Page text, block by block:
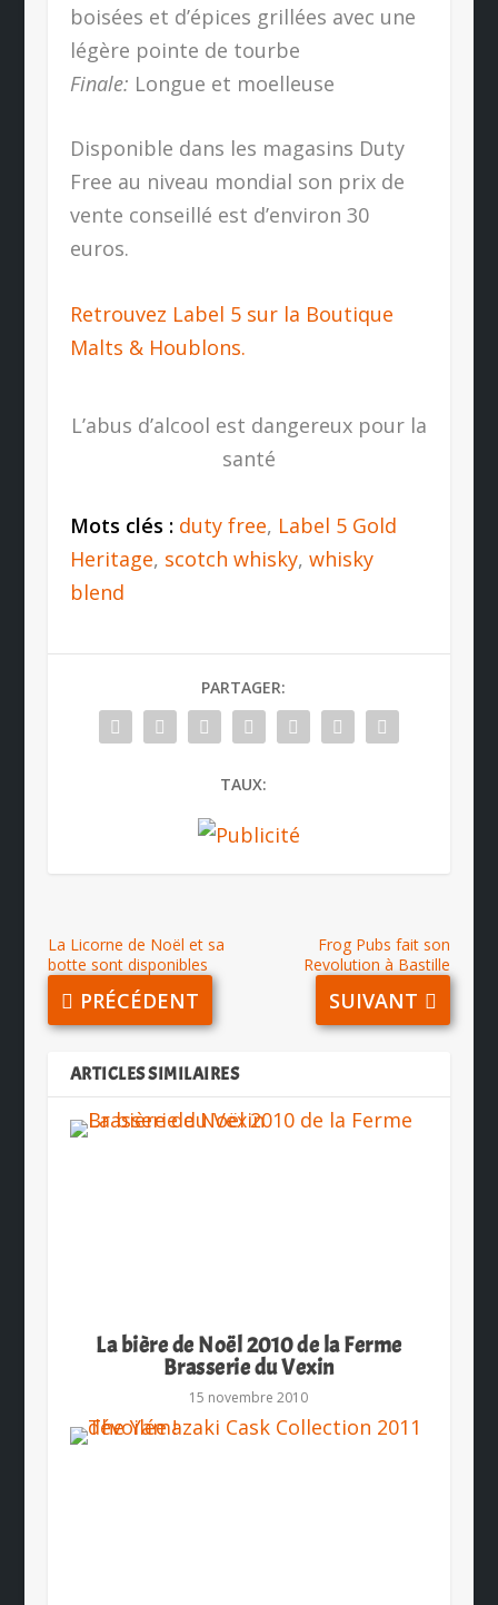
boisées et d’épices grillées avec une
légère pointe de tourbe
Finale: Longue et moelleuse
Disponible dans les magasins Duty
Free au niveau mondial son prix de
vente conseillé est d’environ 30
euros.
Retrouvez Label 5 sur la Boutique
Malts & Houblons.
L’abus d’alcool est dangereux pour la
santé
Mots clés : duty free, Label 5 Gold
Heritage, scotch whisky, whisky
blend
PARTAGER:
TAUX:
La Licorne de Noël et sa
botte sont disponibles
PRÉCÉDENT
Frog Pubs fait son
Revolution à Bastille
SUIVANT
ARTICLES SIMILAIRES
La bière de Noël 2010 de la Ferme
Brasserie du Vexin
15 novembre 2010